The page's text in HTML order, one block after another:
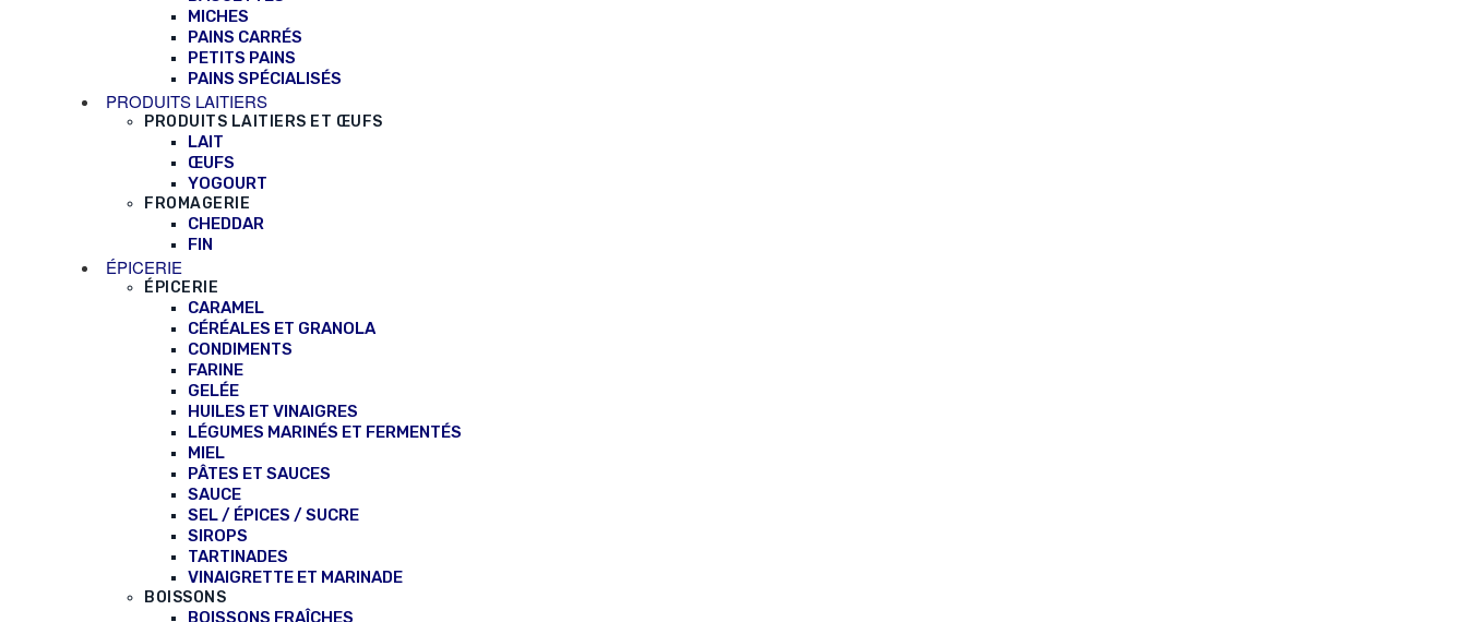
MICHES
PAINS CARRÉS
PETITS PAINS
PAINS SPÉCIALISÉS
PRODUITS LAITIERS
PRODUITS LAITIERS ET ŒUFS
LAIT
ŒUFS
YOGOURT
FROMAGERIE
CHEDDAR
FIN
ÉPICERIE
ÉPICERIE
CARAMEL
CÉRÉALES ET GRANOLA
CONDIMENTS
FARINE
GELÉE
HUILES ET VINAIGRES
LÉGUMES MARINÉS ET FERMENTÉS
MIEL
PÂTES ET SAUCES
SAUCE
SEL / ÉPICES / SUCRE
SIROPS
TARTINADES
VINAIGRETTE ET MARINADE
BOISSONS
BOISSONS FRAÎCHES